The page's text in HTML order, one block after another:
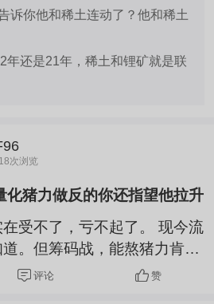
诉你他和稀土连动了？他和稀土
年还是21年，稀土和锂矿就是联
18次浏览
化猪力做反的你还指望他拉升
受不了，亏不起了。 现今流
。但筹码战，能熬猪力肯定
题就大了。 今年碳酸锂能80
评论 赞